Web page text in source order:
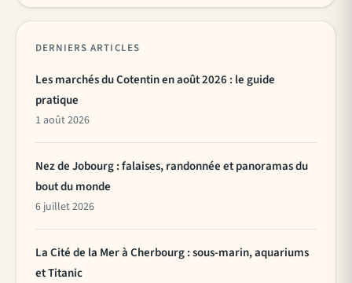
DERNIERS ARTICLES
Les marchés du Cotentin en août 2026 : le guide
pratique
1 août 2026
Nez de Jobourg : falaises, randonnée et panoramas du
bout du monde
6 juillet 2026
La Cité de la Mer à Cherbourg : sous-marin, aquariums
et Titanic